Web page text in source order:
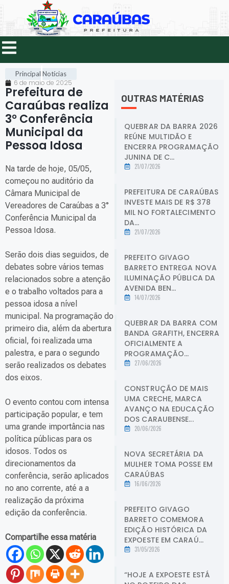
Principal Notícias
6 de maio de 2025
Prefeitura de
Caraúbas realiza
3° Conferência
Municipal da
Pessoa Idosa
Na tarde de hoje, 05/05,
começou no auditório da
Câmara Municipal de
Vereadores de Caraúbas a 3°
Conferência Municipal da
Pessoa Idosa.
Serão dois dias seguidos, de
debates sobre vários temas
relacionados sobre a atenção
e o trabalho voltados para a
pessoa idosa a nível
municipal. Na programação do
primeiro dia, além da abertura
oficial, foi realizada uma
palestra, e para o segundo
serão realizados os debates
dos eixos.
O evento contou com intensa
participação popular, e tem
uma grande importância nas
política públicas para os
idosos. Todos os
direcionamentos da
conferência, serão aplicados
no ano corrente, até a a
realização da próxima
edição da conferência.
Compartilhe essa matéria
OUTRAS MATÉRIAS
QUEBRAR DA BARRA 2026
REÚNE MULTIDÃO E
ENCERRA PROGRAMAÇÃO
JUNINA DE C...
21/07/2026
PREFEITURA DE CARAÚBAS
INVESTE MAIS DE R$ 378
MIL NO FORTALECIMENTO
DA...
21/07/2026
PREFEITO GIVAGO
BARRETO ENTREGA NOVA
ILUMINAÇÃO PÚBLICA DA
AVENIDA BEN...
14/07/2026
QUEBRAR DA BARRA COM
BANDA GRAFITH, ENCERRA
OFICIALMENTE A
PROGRAMAÇÃO...
27/06/2026
CONSTRUÇÃO DE MAIS
UMA CRECHE, MARCA
AVANÇO NA EDUCAÇÃO
DOS CARAUBENSE...
20/06/2026
NOVA SECRETÁRIA DA
MULHER TOMA POSSE EM
CARAÚBAS
16/06/2026
PREFEITO GIVAGO
BARRETO COMEMORA
EDIÇÃO HISTÓRICA DA
EXPOESTE EM CARAÚ...
31/05/2026
“HOJE A EXPOESTE ESTÁ